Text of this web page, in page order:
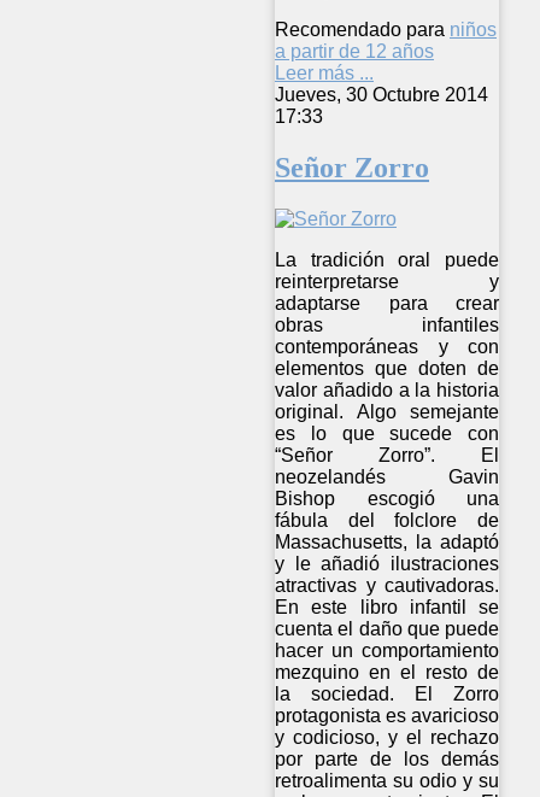
Recomendado para niños
a partir de 12 años
Leer más ...
Jueves, 30 Octubre 2014
17:33
Señor Zorro
La tradición oral puede
reinterpretarse y
adaptarse para crear
obras infantiles
contemporáneas y con
elementos que doten de
valor añadido a la historia
original. Algo semejante
es lo que sucede con
“Señor Zorro”. El
neozelandés Gavin
Bishop escogió una
fábula del folclore de
Massachusetts, la adaptó
y le añadió ilustraciones
atractivas y cautivadoras.
En este libro infantil se
cuenta el daño que puede
hacer un comportamiento
mezquino en el resto de
la sociedad. El Zorro
protagonista es avaricioso
y codicioso, y el rechazo
por parte de los demás
retroalimenta su odio y su